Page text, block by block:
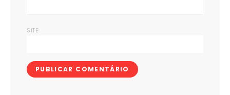
SITE